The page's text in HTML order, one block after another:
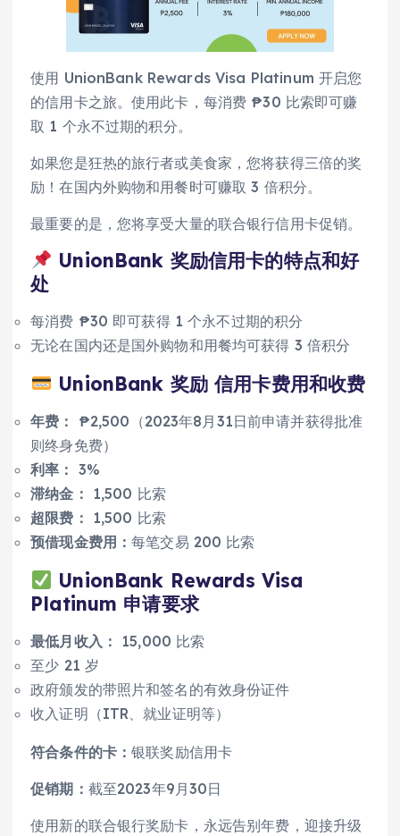
使用 UnionBank Rewards Visa Platinum 开启您
的信用卡之旅。使用此卡，每消费 ₱30 比索即可赚
取 1 个永不过期的积分。
如果您是狂热的旅行者或美食家，您将获得三倍的奖
励！在国内外购物和用餐时可赚取 3 倍积分。
最重要的是，您将享受大量的联合银行信用卡促销。
UnionBank 奖励信用卡的特点和好
处
每消费 ₱30 即可获得 1 个永不过期的积分
无论在国内还是国外购物和用餐均可获得 3 倍积分
UnionBank 奖励信用卡费用和收费
年费：
₱2,500（2023年8月31日前申请并获得批准
则终身免费）
利率： 3%
滞纳金：
1,500 比索
超限费：
1,500 比索
预借现金费用：每笔交易 200 比索
UnionBank Rewards Visa
Platinum 申请要求
最低月收入：
15,000 比索
至少 21 岁
政府颁发的带照片和签名的有效身份证件
收入证明（ITR、就业证明等）
符合条件的卡：银联奖励信用卡
促销期： 截至2023年9月30日
使用新的联合银行奖励卡，永远告别年费，迎接升级